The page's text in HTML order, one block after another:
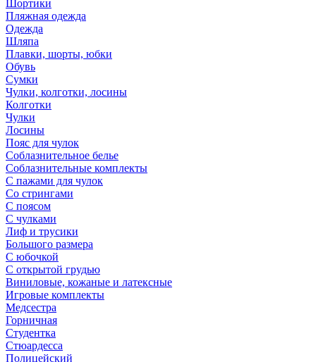
Шортики
Пляжная одежда
Одежда
Шляпа
Плавки, шорты, юбки
Обувь
Сумки
Чулки, колготки, лосины
Колготки
Чулки
Лосины
Пояс для чулок
Соблазнительное белье
Соблазнительные комплекты
С пажами для чулок
Со стрингами
С поясом
С чулками
Лиф и трусики
Большого размера
С юбочкой
С открытой грудью
Виниловые, кожаные и латексные
Игровые комплекты
Медсестра
Горничная
Студентка
Стюардесса
Полицейский